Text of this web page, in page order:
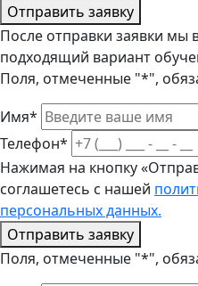
Отправить заявку
После отправки заявки
подходящий вариант
Поля, отмеченные "*",
Имя*
Телефон*
Нажимая на кнопку
соглашетесь с нашей
персональных данных.
Отправить заявку
Поля, отмеченные "*",